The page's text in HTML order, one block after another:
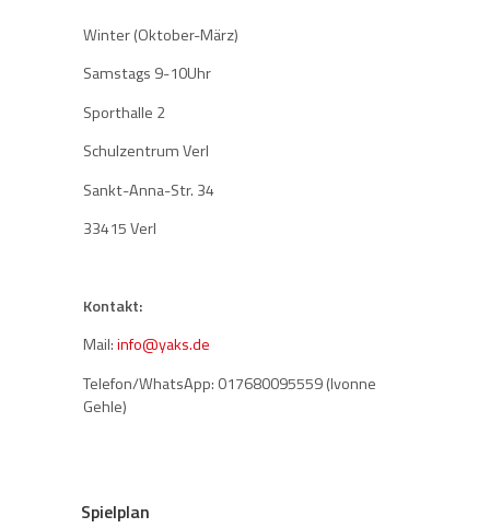
Winter (Oktober-März)
Samstags 9-10Uhr
Sporthalle 2
Schulzentrum Verl
Sankt-Anna-Str. 34
33415 Verl
Kontakt:
Mail:info@yaks.de
Telefon/WhatsApp: 017680095559 (Ivonne
Gehle)
Spielplan